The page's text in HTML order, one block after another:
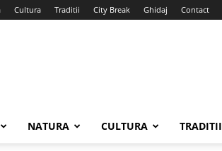
Cultura Traditii City Break Ghidaj Contact
NATURA CULTURA TRADITII